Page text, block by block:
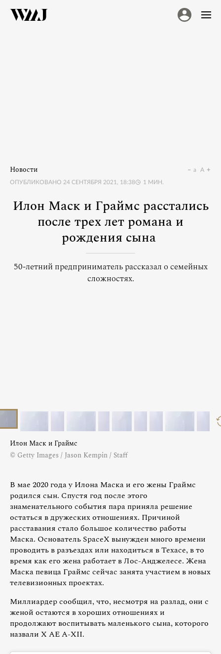
Новости
ОПУБЛИКОВАНО 24 СЕНТЯБРЯ 2021, 18:38 1 МИН.
a A
Илон Маск и Граймс расстались
после трех лет романа и
рождения сына
50-летний предприниматель рассказал о семейных
сложностях.
Илон Маск и Граймс
© Getty Images / Jason Kempin / Staff
В мае 2020 года у Илона Маска и его жены Граймс
родился сын. Спустя год после этого
знаменательного события пара приняла решение
остаться в дружеских отношениях. Причиной
расставания стало большое количество работы
Маска. Основатель SpaceX вынужден много времени
проводить в разъездах или находиться в Техасе, в то
время как его жена работает в Лос-Анджелесе. Жена
Маска певица Граймс сейчас занята участием в новых
телевизионных проектах.
Миллиардер сообщил, что, несмотря на разлад, они с
женой остаются в хороших отношениях и
продолжают воспитывать маленького сына, которого
назвали X AE A-XII.